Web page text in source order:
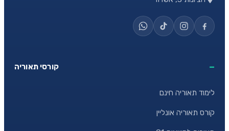
קורסי תאוריה
לימוד תאוריה חינם
קורס תאוריה אונליין